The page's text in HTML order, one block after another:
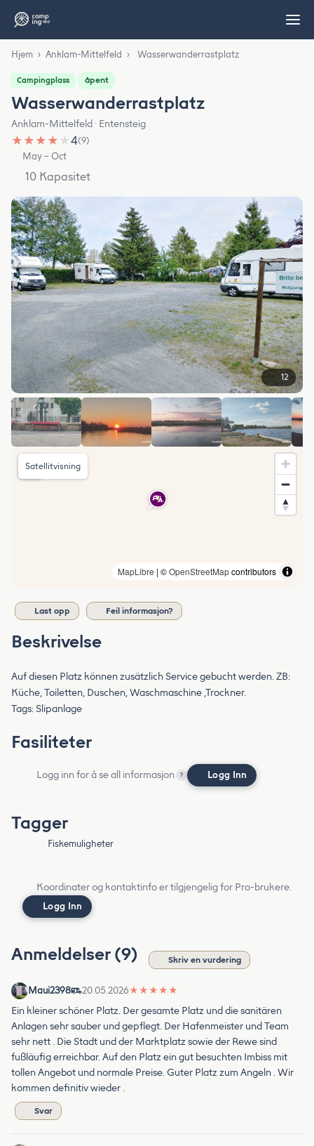
Hjem › Anklam-Mittelfeld › Wasserwanderrastplatz
Campingplass åpent
Wasserwanderrastplatz
Anklam-Mittelfeld · Entensteig
★ ★ ★ ★ ★4(9)
May – Oct
10 Kapasitet
12
MapLibre | ©OpenStreetMapcontributors
Satellitvisning
Last opp Feil informasjon?
Beskrivelse
Auf diesen Platz können zusätzlich Service gebucht werden. ZB:
Küche, Toiletten, Duschen, Waschmaschine ,Trockner.
Tags: Slipanlage
Fasiliteter
Logg inn for å se all informasjon ? Logg Inn
Tagger
Fiskemuligheter
Koordinater og kontaktinfo er tilgjengelig for Pro-brukere.
Logg Inn
Anmeldelser (9) Skriv en vurdering
Maui2398 20.05.2026★ ★ ★ ★ ★
Ein kleiner schöner Platz. Der gesamte Platz und die sanitären
Anlagen sehr sauber und gepflegt. Der Hafenmeister und Team
sehr nett . Die Stadt und der Marktplatz sowie der Rewe sind
fußläufig erreichbar. Auf den Platz ein gut besuchten Imbiss mit
tollen Angebot und normale Preise. Guter Platz zum Angeln . Wir
kommen definitiv wieder .
Svar